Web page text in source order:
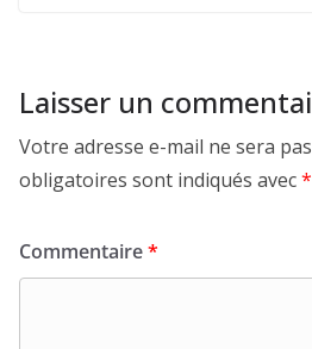
Laisser un
Votre adresse e-mail ne sera
obligatoires sont indiqués avec*
Commentaire*